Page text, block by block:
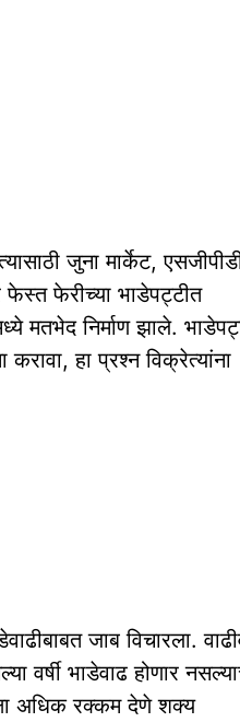
जुना मार्केट,
फेरीच्या भाडेपट्टीत
मतभेद निर्माण झाले.
करावा, हा प्रश्‍न विक्रेत्यांना
जाब विचारला.
वर्षी भाडेवाढ होणार
अधिक रक्कम देणे शक्य